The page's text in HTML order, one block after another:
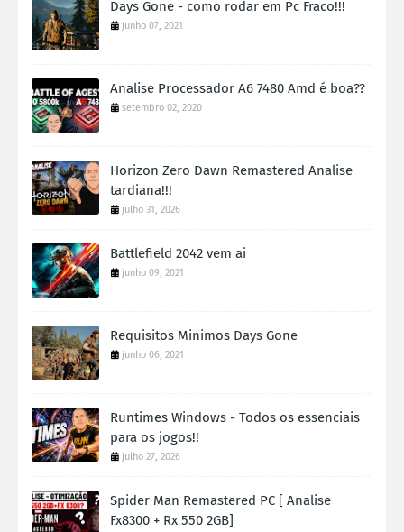
Days Gone - como rodar em Pc Fraco!!!
junho 07, 2021
Analise Processador A6 7480 Amd é boa??
setembro 02, 2020
Horizon Zero Dawn Remastered Analise
tardiana!!!
julho 31, 2026
Battlefield 2042 vem ai
junho 09, 2021
Requisitos Minimos Days Gone
junho 06, 2021
Runtimes Windows - Todos os essenciais
para os jogos!!
julho 27, 2026
Spider Man Remastered PC [ Analise
Fx8300 + Rx 550 2GB]